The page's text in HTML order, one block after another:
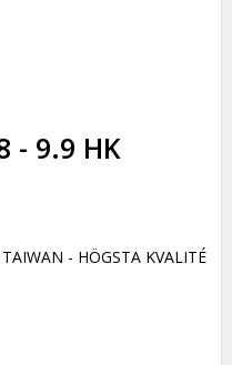
- 9.9 HK
- HÖGSTA KVALITÉ